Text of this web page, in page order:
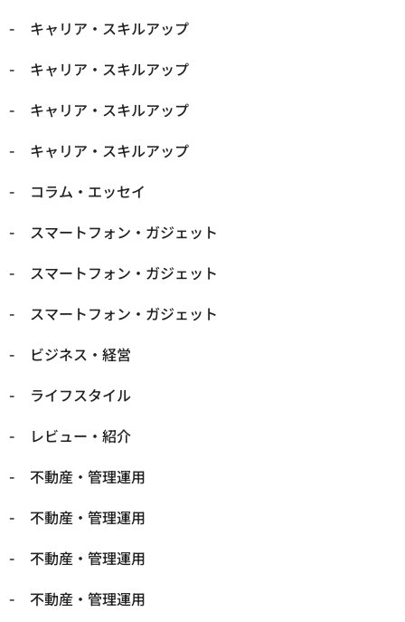
キャリア・スキルアップ
キャリア・スキルアップ
キャリア・スキルアップ
キャリア・スキルアップ
コラム・エッセイ
スマートフォン・ガジェット
スマートフォン・ガジェット
スマートフォン・ガジェット
ビジネス・経営
ライフスタイル
レビュー・紹介
不動産・管理運用
不動産・管理運用
不動産・管理運用
不動産・管理運用